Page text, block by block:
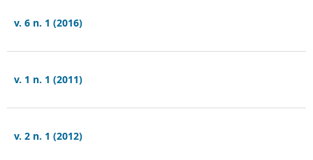
v. 6 n. 1 (2016)
v. 1 n. 1 (2011)
v. 2 n. 1 (2012)